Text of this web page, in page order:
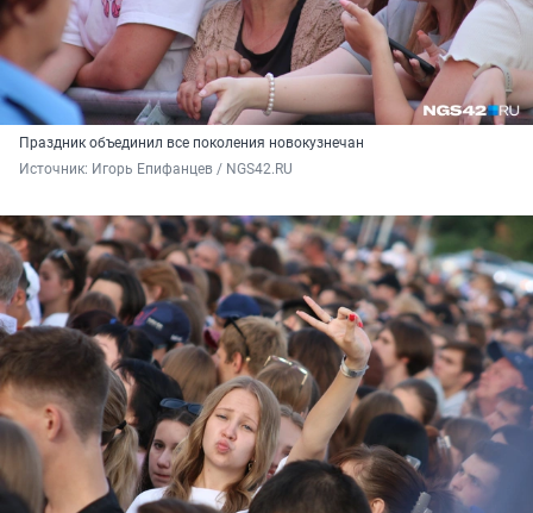
Праздник объединил все поколения новокузнечан
Источник: Игорь Епифанцев / NGS42.RU